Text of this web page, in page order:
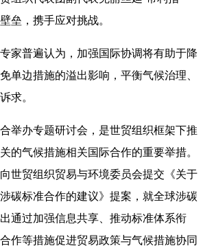
垒，携手应对挑战。
家普遍认为，加强国际协调将有助于降
单边措施的溢出影响，平衡气候治理、
求。
举办专题研讨会，是世贸组织框架下推
的气候措施相关国际合作的重要举措。
世贸组织贸易与环境委员会提交《关于
碳标准合作的建议》提案，就全球涉碳
通过加强信息共享、推动标准体系衔
作等措施促进贸易政策与气候措施协同